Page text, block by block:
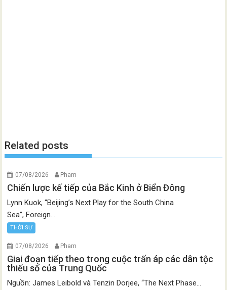
Related posts
07/08/2026 Pham
Chiến lược kế tiếp của Bắc Kinh ở Biển Đông
Lynn Kuok, “Beijing’s Next Play for the South China
Sea”, Foreign...
THỜI SỰ
07/08/2026 Pham
Giai đoạn tiếp theo trong cuộc trấn áp các dân tộc
thiểu số của Trung Quốc
Nguồn: James Leibold và Tenzin Dorjee, “The Next Phase...